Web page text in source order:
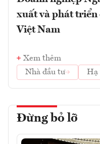
xuất và phát triển
Việt Nam
Xem thêm
Nhà đầu tư
Hạ
Đừng bỏ lỡ